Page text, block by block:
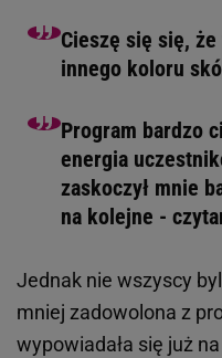
Cieszę się się,
innego koloru
Program bardzo
energia
zaskoczył mnie
na kolejne -
Jednak nie wszyscy
mniej zadowolona z
wypowiadała się już